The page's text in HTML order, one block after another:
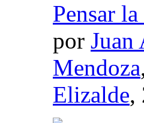
Pensar
por Juan
Mendoza
Elizalde,